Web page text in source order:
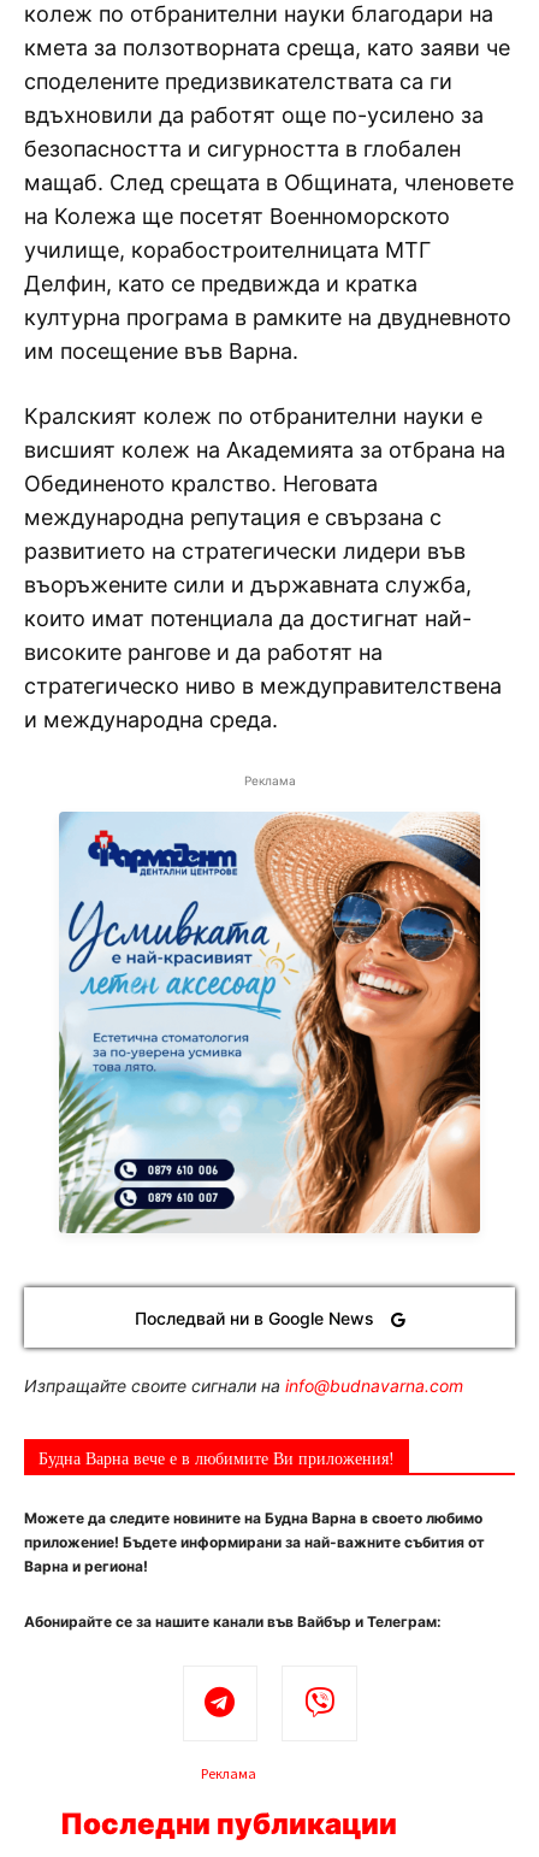
колеж по отбранителни науки благодари на
кмета за ползотворната среща, като заяви че
споделените предизвикателствата са ги
вдъхновили да работят още по-усилено за
безопасността и сигурността в глобален
мащаб. След срещата в Общината, членовете
на Колежа ще посетят Военноморското
училище, корабостроителницата МТГ
Делфин, като се предвижда и кратка
културна програма в рамките на двудневното
им посещение във Варна.
Кралският колеж по отбранителни науки е
висшият колеж на Академията за отбрана на
Обединеното кралство. Неговата
международна репутация е свързана с
развитието на стратегически лидери във
въоръжените сили и държавната служба,
които имат потенциала да достигнат най-
високите рангове и да работят на
стратегическо ниво в междуправителствена
и международна среда.
Реклама
Последвай ни в Google News
Изпращайте своите сигнали на info@budnavarna.com
Будна Варна вече е в любимите Ви приложения!
Можете да следите новините на Будна Варна в своето любимо
приложение! Бъдете информирани за най-важните събития от
Варна и региона!
Абонирайте се за нашите канали във Вайбър и Телеграм:
Реклама
Последни публикации